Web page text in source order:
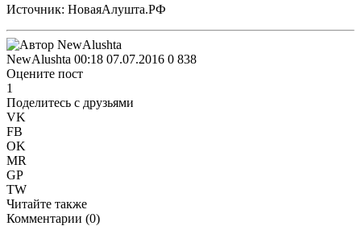
Источник: НоваяАлушта.РФ
NewAlushta 00:18 07.07.2016 0 838
Оцените пост
1
Поделитесь с друзьями
VK
FB
OK
MR
GP
TW
Читайте также
Комментарии (0)